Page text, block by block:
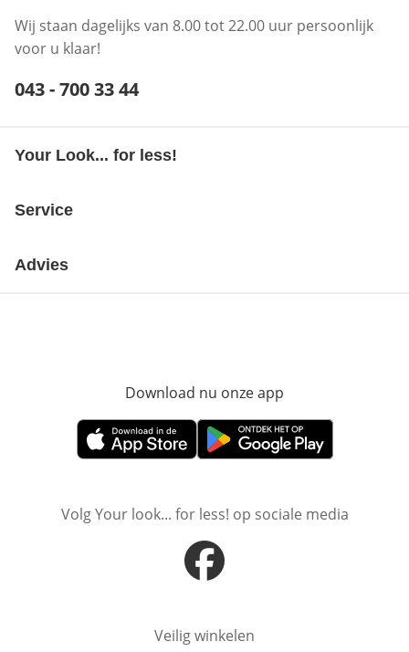
Wij staan dagelijks van 8.00 tot 22.00 uur persoonlijk
voor u klaar!
Telefoonnummer:
043 - 700 33 44
Your Look... for less!
Service
Advies
Download nu onze app
Opent in nieuw vensterOpent in nieuw venster
Volg Your look... for less! op sociale media
Opent in nieuw venster
Veilig winkelen